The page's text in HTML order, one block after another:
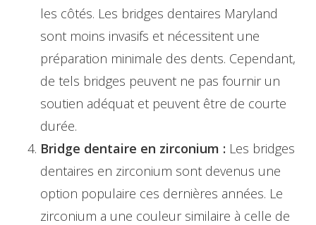
les côtés. Les bridges dentaires Maryland
sont moins invasifs et nécessitent une
préparation minimale des dents. Cependant,
de tels bridges peuvent ne pas fournir un
soutien adéquat et peuvent être de courte
durée.
Bridge dentaire en zirconium : Les bridges
dentaires en zirconium sont devenus une
option populaire ces dernières années. Le
zirconium a une couleur similaire à celle de